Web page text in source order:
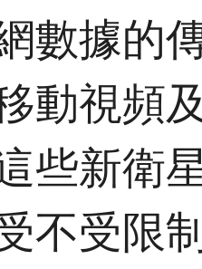
數據的
動視頻
些新衛
不受限